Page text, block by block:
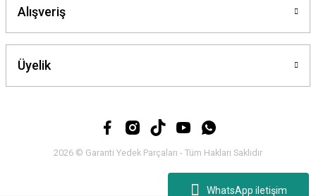
WhatsApp iletişim
Alışveriş
Üyelik
2026 © Garanti Yedek Parçaları - Tüm Hakları Saklıdır